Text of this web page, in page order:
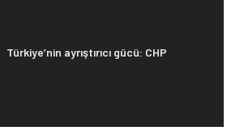
Türkiye’nin ayrıştırıcı gücü: CHP